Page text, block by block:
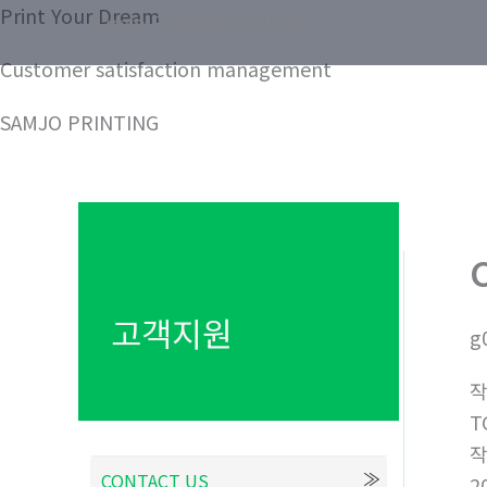
콘
츠
건
Samjo Printing Co. LTD.
Print Your Dream
Customer satisfaction management
SAMJO PRINTING
고객지원
CONTACT US